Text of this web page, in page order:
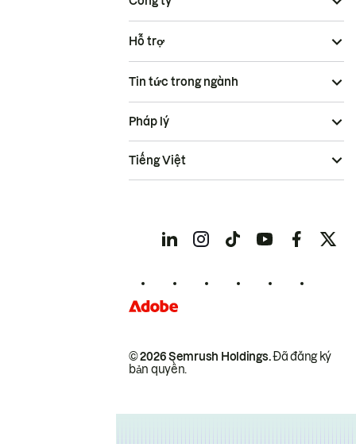
Hỗ trợ
Tin tức trong ngành
© 2026 Semrush Holdings.Đã đăng ký
bản quyền.
Pháp lý
Tiếng Việt